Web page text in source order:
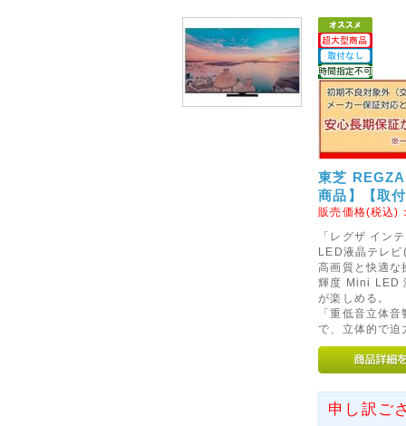
いらっしゃいませ! ご来店あり
一人暮らしからオフィスなどさ
するデジタルグッズをご家庭へ
ますが、どうぞよろしくお願い
◇ヤマト運輸「宅急便」の
東芝
商品】【取
販売価格(税込)
「レグザ イン
LED液晶テレ
高画質と快適な
輝度 Mini LED
が楽しめる。
「重低音立体
で、立体的で迫
申し訳ご